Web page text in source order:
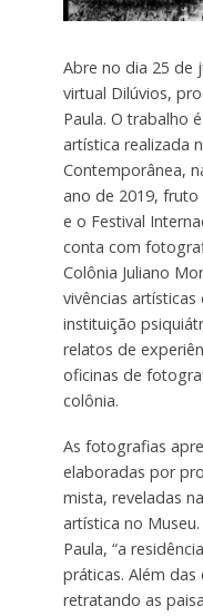
Abre no dia 25 de
virtual Dilúvios,
Paula. O trabalho
artística realizada
Contemporânea,
ano de 2019,
e o Festival
conta com
Colônia Juliano
vivências
instituição
relatos de
oficinas de
colônia.
As fotografias
elaboradas por
mista, reveladas
artística no
Paula, “a
práticas. Além
retratando as